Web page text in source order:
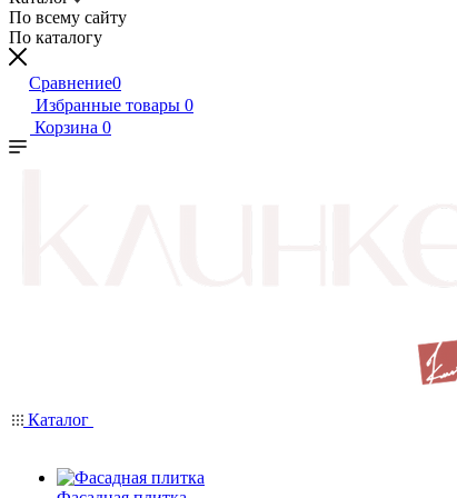
По всему сайту
По каталогу
Сравнение0
Избранные товары 0
Корзина 0
Каталог